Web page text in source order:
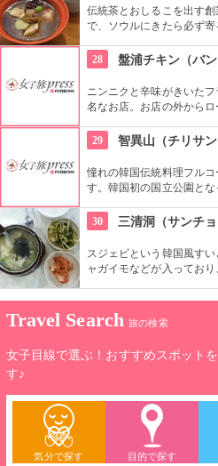
伝統茶とおしるこを出す
で、ソウルにきたら必ず寄
いた味は、クセになりそ
28 盤浦チキン（バン
ニンニクと辛味がきいた
名なお店。お店の外からロ
ンニクソースがきいてい
ます。
29 智異山（チリサン
憧れの韓国伝統料理フル
す。韓国初の国立公園とな
こだわりがあります。お
感のお豆腐は感動ものです
30 三清洞（サンチ
スジェビという韓国風す
ャガイモなどが入ってお
たたまり、行列ができる
Travel Search 旅の検索
女子目線で選ぶ！おすすめスポット
す♪
気分で探す 目的で探す